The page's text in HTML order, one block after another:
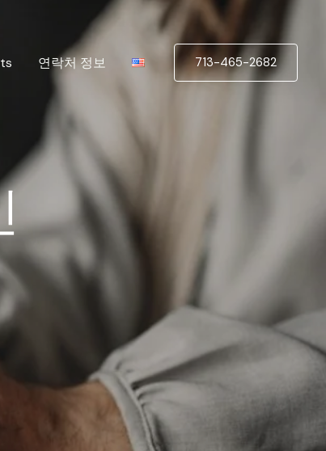
연락처 정보 713-465-2682